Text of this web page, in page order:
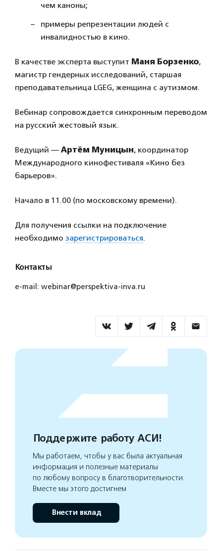
чем каноны;
примеры репрезентации людей с
инвалидностью в кино.
В качестве эксперта выступит Маня Борзенко,
магистр гендерных исследований, старшая
преподавательница LGEG, женщина с аутизмом.
Вебинар сопровождается синхронным переводом
на русский жестовый язык.
Ведущий — Артём Муницын, координатор
Международного кинофестиваля «Кино без
барьеров».
Начало в 11.00 (по московскому времени).
Для получения ссылки на подключение
необходимо зарегистрироваться.
Контакты
e-mail: webinar@perspektiva-inva.ru
Поддержите работу АСИ!
Мы работаем, чтобы у вас была актуальная
информация и полезные материалы
по любому вопросу в благотворительности.
Вместе мы этого достигнем
Внести вклад